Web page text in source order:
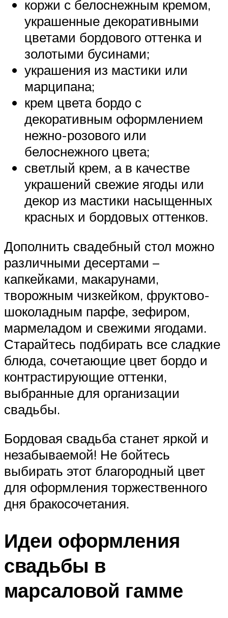
коржи с белоснежным кремом,
украшенные декоративными
цветами бордового оттенка и
золотыми бусинами;
украшения из мастики или
марципана;
крем цвета бордо с
декоративным оформлением
нежно-розового или
белоснежного цвета;
светлый крем, а в качестве
украшений свежие ягоды или
декор из мастики насыщенных
красных и бордовых оттенков.
Дополнить свадебный стол можно
различными десертами –
капкейками, макарунами,
творожным чизкейком, фруктово-
шоколадным парфе, зефиром,
мармеладом и свежими ягодами.
Старайтесь подбирать все сладкие
блюда, сочетающие цвет бордо и
контрастирующие оттенки,
выбранные для организации
свадьбы.
Бордовая свадьба станет яркой и
незабываемой! Не бойтесь
выбирать этот благородный цвет
для оформления торжественного
дня бракосочетания.
Идеи оформления
свадьбы в
марсаловой гамме